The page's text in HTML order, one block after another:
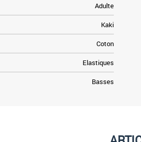
Adulte
Kaki
Coton
Elastiques
Basses